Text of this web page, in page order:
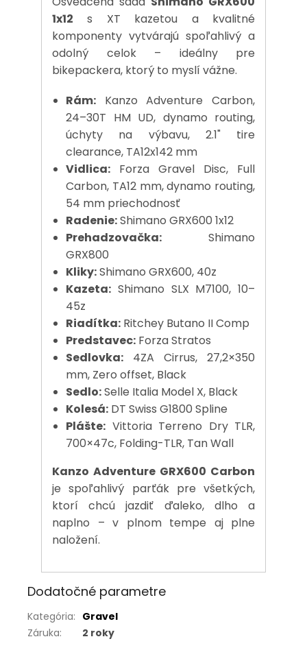
1x12 s XT kazetou a kvalitné
komponenty vytvárajú spoľahlivý a
odolný celok – ideálny pre
bikepackera, ktorý to myslí vážne.
Rám: Kanzo Adventure Carbon,
24–30T HM UD, dynamo routing,
úchyty na výbavu, 2.1" tire
clearance, TA12x142 mm
Vidlica: Forza Gravel Disc, Full
Carbon, TA12 mm, dynamo routing,
54 mm priechodnosť
Radenie:Shimano GRX600 1x12
Prehadzovačka: Shimano
GRX800
Kliky:Shimano GRX600, 40z
Kazeta: Shimano SLX M7100, 10–
45z
Riadítka: Ritchey Butano II Comp
Predstavec: Forza Stratos
Sedlovka: 4ZA Cirrus, 27,2×350
mm, Zero offset, Black
Sedlo:Selle Italia Model X, Black
Kolesá: DT Swiss G1800 Spline
Plášte: Vittoria Terreno Dry TLR,
700×47c, Folding-TLR, Tan Wall
Kanzo Adventure GRX600 Carbon
je spoľahlivý parťák pre všetkých,
ktorí chcú jazdiť ďaleko, dlho a
naplno – v plnom tempe aj plne
naložení.
Dodatočné parametre
Kategória: Gravel
Záruka: 2 roky